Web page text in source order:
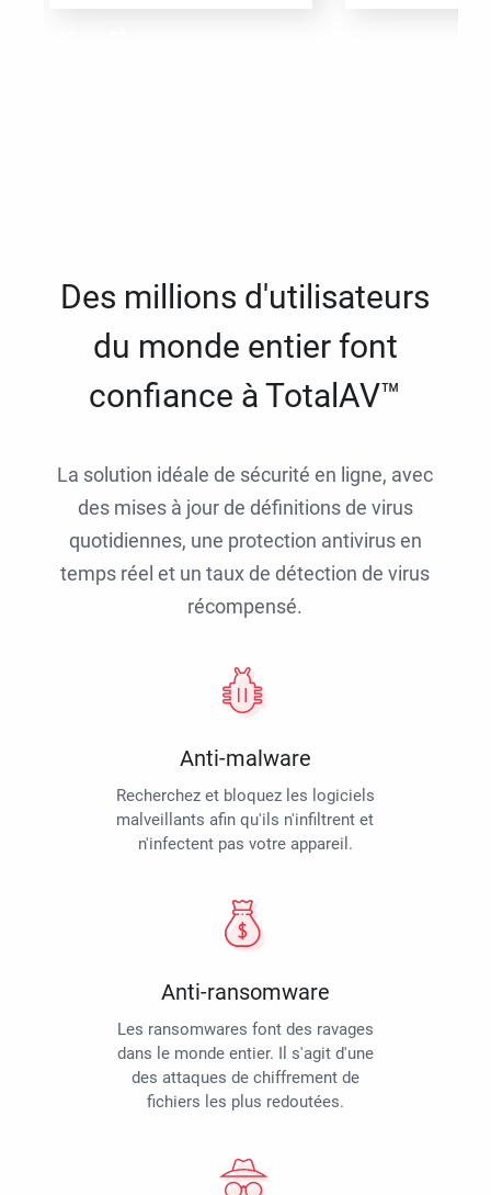
Des millions d'utilisateurs
du monde entier font
confiance à TotalAV™
La solution idéale de sécurité en ligne, avec
des mises à jour de définitions de virus
quotidiennes, une protection antivirus en
temps réel et un taux de détection de virus
récompensé.
Anti-malware
Recherchez et bloquez les logiciels
malveillants afin qu'ils n'infiltrent et
n'infectent pas votre appareil.
Anti-ransomware
Les ransomwares font des ravages
dans le monde entier. Il s'agit d'une
des attaques de chiffrement de
fichiers les plus redoutées.